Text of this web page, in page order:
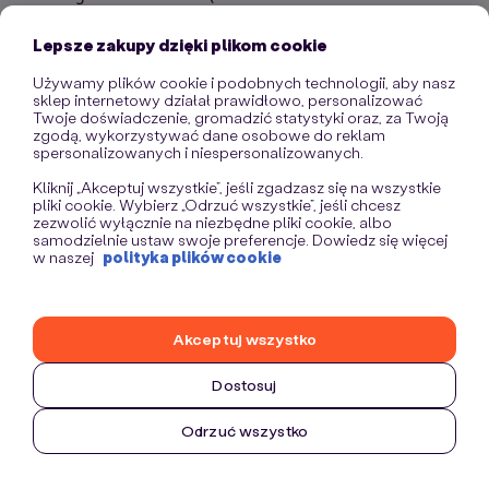
Lepsze zakupy dzięki plikom cookie
Używamy plików cookie i podobnych technologii, aby nasz
sklep internetowy działał prawidłowo, personalizować
Twoje doświadczenie, gromadzić statystyki oraz, za Twoją
zgodą, wykorzystywać dane osobowe do reklam
spersonalizowanych i niespersonalizowanych.
Kliknij „Akceptuj wszystkie”, jeśli zgadzasz się na wszystkie
pliki cookie. Wybierz „Odrzuć wszystkie”, jeśli chcesz
zezwolić wyłącznie na niezbędne pliki cookie, albo
samodzielnie ustaw swoje preferencje. Dowiedz się więcej
w naszej polityka plików cookie
Dostosuj
Odrzuć wszystko
Akceptuj wszystko